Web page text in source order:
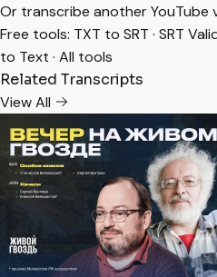
Or transcribe another YouTube
Free tools: TXT to SRT · SRT
to Text · All tools
Related Transcripts
View All